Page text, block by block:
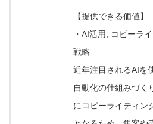
【提供できる価値】
・AI活用, コピーラ
戦略
近年注目されるAIを
自動化の仕組みづく
にコピーライティン